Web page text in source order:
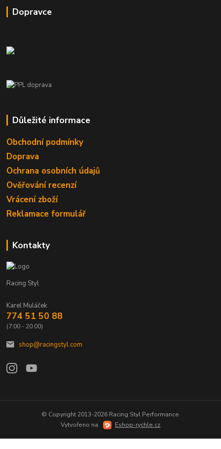
Dopravce
Důležité informace
Obchodní podmínky
Doprava
Ochrana osobních údajů
Ověřování recenzí
Vrácení zboží
Reklamace formulář
Kontakty
Racing Styl
Karel Muláček
774 51 50 88
(7:00 - 20:00)
shop@racingstyl.com
© Copyright 2013-2026 Racing Styl Performance
Vytvořeno na
Eshop-rychle.cz